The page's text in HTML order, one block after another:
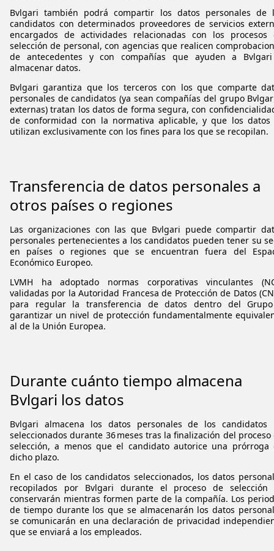
Bvlgari también podrá compartir los datos personales de
candidatos con determinados proveedores de servicios
encargados de actividades relacionadas con los procesos
selección de personal, con agencias que realicen
de antecedentes y con compañías que ayuden a Bvlgari
almacenar datos.
Bvlgari garantiza que los terceros con los que comparte
personales de candidatos (ya sean compañías del grupo
externas) tratan los datos de forma segura, con
de conformidad con la normativa aplicable, y que los datos
utilizan exclusivamente con los fines para los que se recopilan.
Transferencia de datos personales a
otros países o regiones
Las organizaciones con las que Bvlgari puede compartir
personales pertenecientes a los candidatos pueden tener su
en países o regiones que se encuentran fuera del
Económico Europeo.
LVMH ha adoptado normas corporativas vinculantes
validadas por la Autoridad Francesa de Protección de Datos
para regular la transferencia de datos dentro del
garantizar un nivel de protección fundamentalmente
al de la Unión Europea.
Durante cuánto tiempo almacena
Bvlgari los datos
Bvlgari almacena los datos personales de los candidatos
seleccionados durante 36 meses tras la finalización del proceso
selección, a menos que el candidato autorice una prórroga
dicho plazo.
En el caso de los candidatos seleccionados, los datos
recopilados por Bvlgari durante el proceso de selección
conservarán mientras formen parte de la compañía. Los
de tiempo durante los que se almacenarán los datos
se comunicarán en una declaración de privacidad
que se enviará a los empleados.